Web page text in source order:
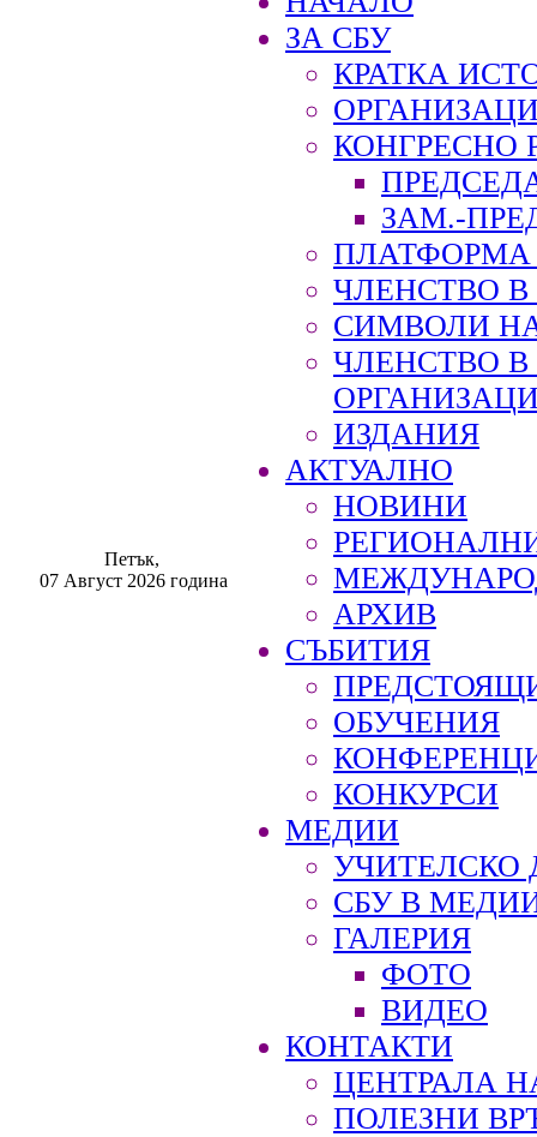
Петък,
07 Август 2026 година
ЗА СБУ
КРАТКА
КОНГРЕСНО
ЗАМ.-
ПЛАТФОРМА
ЧЛЕНСТВО В
СИМВОЛИ
ЧЛЕНСТВО
ИЗДАНИЯ
АКТУАЛНО
НОВИНИ
АРХИВ
СЪБИТИЯ
ОБУЧЕНИЯ
КОНКУРСИ
МЕДИИ
УЧИТЕЛСКО
СБУ В
ГАЛЕРИЯ
ФОТО
ВИДЕО
КОНТАКТИ
ЦЕНТРАЛА
ПОЛЕЗНИ